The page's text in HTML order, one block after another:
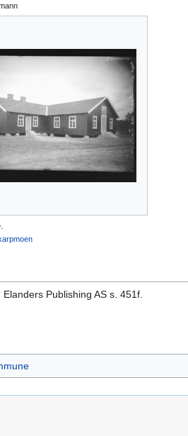
. Elanders Publishing AS s. 451f.